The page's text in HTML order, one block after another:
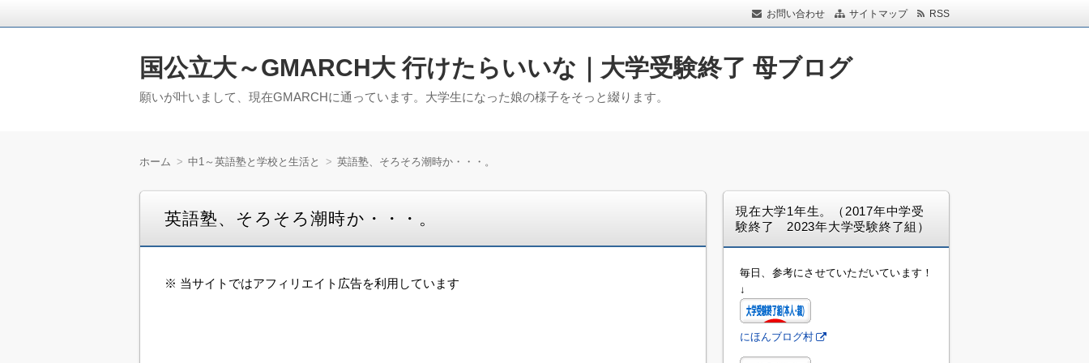
お問い合わせ サイトマップ RSS
国公立大～GMARCH大 行けたらいいな｜大学受験終了 母ブログ
願いが叶いまして、現在GMARCHに通っています。大学生になった娘の様子をそっと綴ります。
ホーム 中1～英語塾と学校と生活と 英語塾、そろそろ潮時か・・・。
英語塾、そろそろ潮時か・・・。
※ 当サイトではアフィリエイト広告を利用しています
現在大学1年生。（2017年中学受
験終了 2023年大学受験終了組）
毎日、参考にさせていただいています！
↓
にほんブログ村